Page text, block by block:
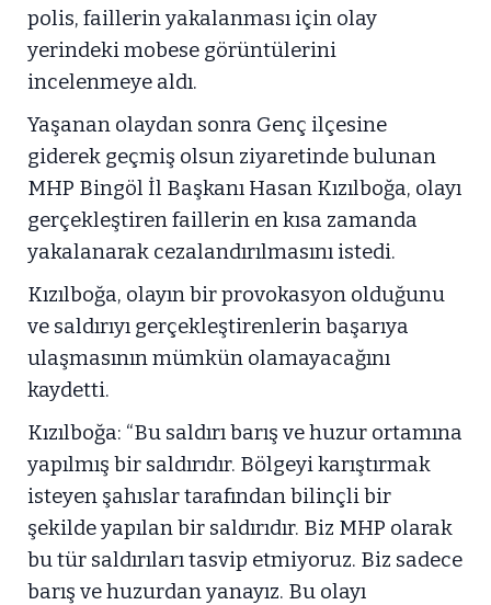
polis, faillerin yakalanması için olay
yerindeki mobese görüntülerini
incelenmeye aldı.
Yaşanan olaydan sonra Genç ilçesine
giderek geçmiş olsun ziyaretinde bulunan
MHP Bingöl İl Başkanı Hasan Kızılboğa, olayı
gerçekleştiren faillerin en kısa zamanda
yakalanarak cezalandırılmasını istedi.
Kızılboğa, olayın bir provokasyon olduğunu
ve saldırıyı gerçekleştirenlerin başarıya
ulaşmasının mümkün olamayacağını
kaydetti.
Kızılboğa: “Bu saldırı barış ve huzur ortamına
yapılmış bir saldırıdır. Bölgeyi karıştırmak
isteyen şahıslar tarafından bilinçli bir
şekilde yapılan bir saldırıdır. Biz MHP olarak
bu tür saldırıları tasvip etmiyoruz. Biz sadece
barış ve huzurdan yanayız. Bu olayı